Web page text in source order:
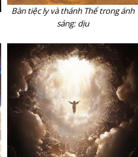
Bàn tiệc ly và thánh Thể trong ánh
sáng: dịu